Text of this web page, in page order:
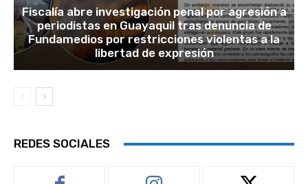
Fiscalía abre investigación penal por agresión a
periodistas en Guayaquil tras denuncia de
Fundamedios por restricciones violentas a la
libertad de expresión
REDES SOCIALES